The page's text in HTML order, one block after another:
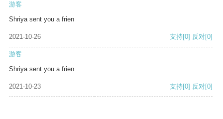
游客
Shriya sent you a frien
2021-10-26 支持[0] 反对[0]
游客
Shriya sent you a frien
2021-10-23 支持[0] 反对[0]